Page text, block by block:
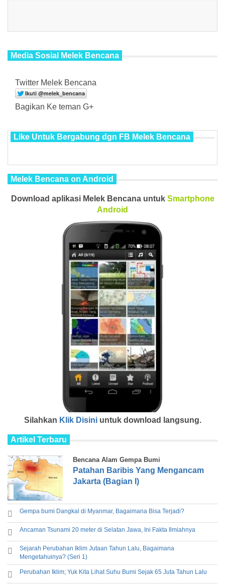
Media Sosial Melek Bencana
Twitter Melek Bencana
Bagikan Ke teman G+
Like Untuk Bergabung dgn FB Melek Bencana
Melek Bencana on Android
Download aplikasi Melek Bencana untuk Smartphone
Android
Silahkan Klik Disiniuntuk download langsung.
Artikel Terbaru
Bencana Alam Gempa Bumi
Patahan Baribis Yang Mengancam
Jakarta (Bagian I)
Gempa bumi Dangkal di Myanmar, Bagaimana Bisa Terjadi?
Ancaman Tsunami 20 meter di Selatan Jawa, Ini Fakta Ilmiahnya
Sejarah Perubahan Iklim Jutaan Tahun Lalu, Bagaimana
Mengetahuinya? (Seri 1)
Perubahan Iklim; Yuk Kita Lihat Suhu Bumi Sejak 65 Juta Tahun Lalu